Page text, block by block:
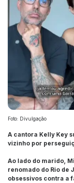
Foto: Divulgação
A cantora Kelly Key
vizinho por
Ao lado do marido,
renomado do Rio de
obsessivos contra a